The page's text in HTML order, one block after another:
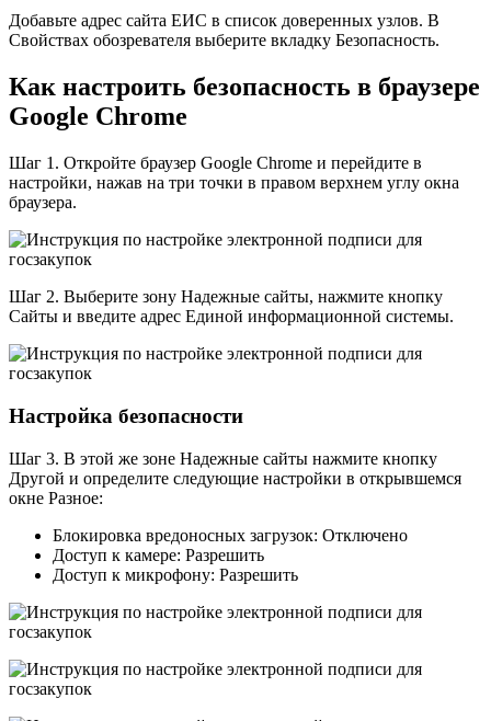
Добавьте адрес сайта ЕИС в список доверенных узлов. В
Свойствах обозревателя выберите вкладку Безопасность.
Как настроить безопасность в браузере
Google Chrome
Шаг 1. Откройте браузер Google Chrome и перейдите в
настройки, нажав на три точки в правом верхнем углу окна
браузера.
Шаг 2. Выберите зону Надежные сайты, нажмите кнопку
Сайты и введите адрес Единой информационной системы.
Настройка безопасности
Шаг 3. В этой же зоне Надежные сайты нажмите кнопку
Другой и определите следующие настройки в открывшемся
окне Разное:
Блокировка вредоносных загрузок: Отключено
Доступ к камере: Разрешить
Доступ к микрофону: Разрешить